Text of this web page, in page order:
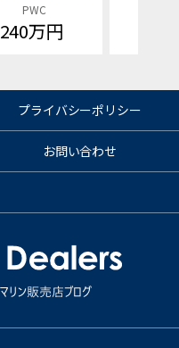
PWC
240万円
プライバシーポリシー
お問い合わせ